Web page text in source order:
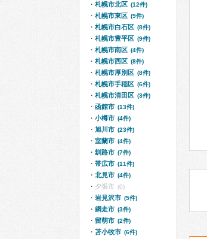
札幌市北区 (12件)
札幌市東区 (9件)
札幌市白石区 (8件)
札幌市豊平区 (9件)
札幌市南区 (4件)
札幌市西区 (8件)
札幌市厚別区 (8件)
札幌市手稲区 (6件)
札幌市清田区 (3件)
函館市 (13件)
小樽市 (4件)
旭川市 (23件)
室蘭市 (4件)
釧路市 (7件)
帯広市 (11件)
北見市 (4件)
夕張市 (0)
岩見沢市 (5件)
網走市 (3件)
留萌市 (2件)
苫小牧市 (6件)